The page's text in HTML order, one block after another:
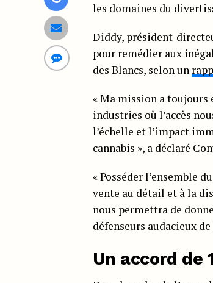
les domaines du
Diddy, président-
pour remédier aux
des Blancs, selon un
« Ma mission a toujours
industries où l’accès
l’échelle et l’impact
cannabis », a déclaré
« Posséder l’ensemble
vente au détail et à la
nous permettra de
défenseurs audacieux
Un accord de